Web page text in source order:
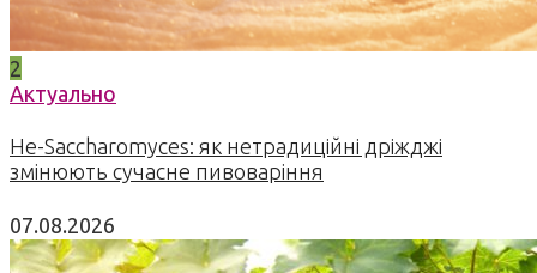
2
Актуально
Не-Saccharomyces: як нетрадиційні дріжджі
змінюють сучасне пивоваріння
07.08.2026